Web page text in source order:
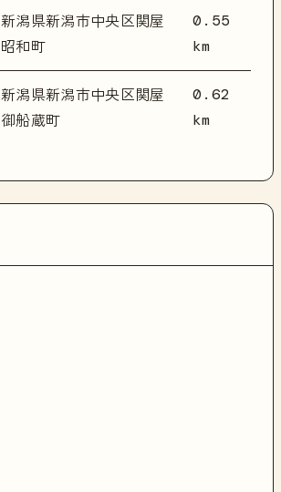
新潟県新潟市中央区関屋
昭和町
0.55
km
新潟県新潟市中央区関屋
御船蔵町
0.62
km